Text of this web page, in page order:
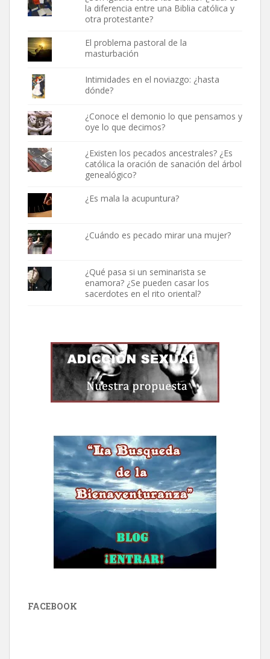
la diferencia entre una Biblia católica y
otra protestante?
El problema pastoral de la
masturbación
Intimidades en el noviazgo: ¿hasta
dónde?
¿Conoce el demonio lo que pensamos y
oye lo que decimos?
¿Existen los pecados ancestrales? ¿Es
católica la oración de sanación del árbol
genealógico?
¿Es mala la acupuntura?
¿Cuándo es pecado mirar una mujer?
¿Qué pasa si un seminarista se
enamora? ¿Se pueden casar los
sacerdotes en el rito oriental?
FACEBOOK